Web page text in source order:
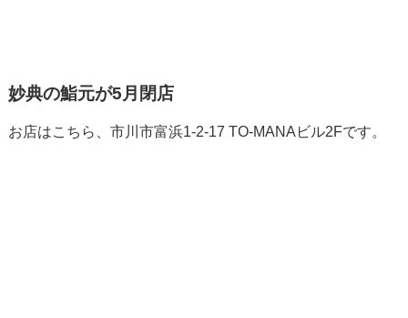
妙典の鮨元が5月閉店
お店はこちら、市川市富浜1-2-17 TO-MANAビル2Fです。